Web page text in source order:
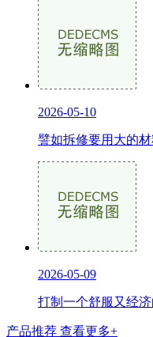
2026-05-10
譬如拆修要用大的
2026-05-09
打制一个舒服又经济
产品推荐 查看更多+